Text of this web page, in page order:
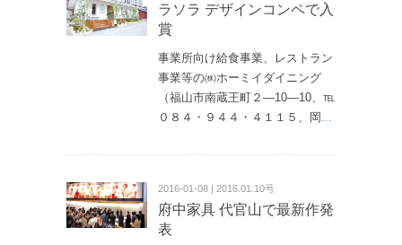
ラソラ デザインコンペで入
賞
事業所向け給食事業、レストラン
事業等の㈱ホーミイダイニング
（福山市南蔵王町２―10―10、℡
０８４・９４４・４１１５、岡 ...
2016-01-08 | 2016.01.10号
府中家具 代官山で最新作発
表